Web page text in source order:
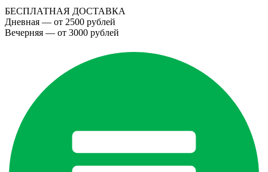
БЕСПЛАТНАЯ ДОСТАВКА
Дневная — от 2500 рублей
Вечерняя — от 3000 рублей